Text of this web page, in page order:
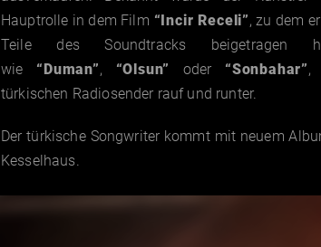
Hauptrolle in dem Film “Incir Receli”, zu dem
Teile des Soundtracks beigetragen
wie “Duman”, “Olsun” oder “Sonbahar”,
türkischen Radiosender rauf und runter.
Der türkische Songwriter kommt mit neuem
Kesselhaus.